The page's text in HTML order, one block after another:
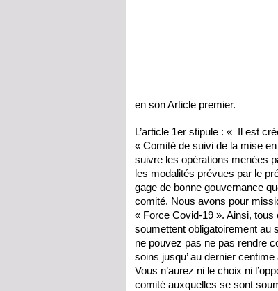
en son Article premier.
L’article 1er stipule : « Il est
« Comité de suivi de la mise
suivre les opérations menées
les modalités prévues par le
gage de bonne gouvernance
comité. Nous avons pour
« Force Covid-19 ». Ainsi,
soumettent obligatoirement au
ne pouvez pas ne pas rendre
soins jusqu’ au dernier
Vous n’aurez ni le choix ni
comité auxquelles se sont